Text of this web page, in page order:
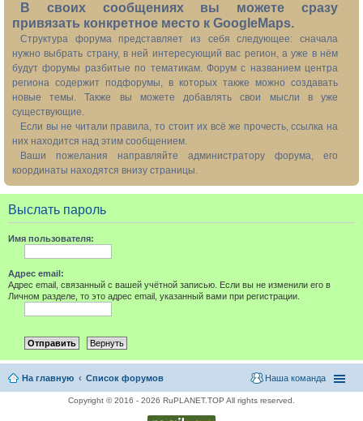
В своих сообщениях вы можете сразу
привязать конкретное место к GoogleMaps.
Структура форума представляет из себя следующее: сначала
нужно выбрать страну, в ней интересующий вас регион, а уже в нём
будут форумы разбитые по тематикам. Форум с названием центра
региона содержит подфорумы, в которых также можно создавать
новые темы. Также вы можете добавлять свои мысли в уже
существующие.
Если вы не читали правила, то стоит их всё же прочесть, ссылка на
них находится над этим сообщением.
Ваши пожелания направляйте администратору форума, его
координаты находятся внизу страницы.
Выслать пароль
Имя пользователя:
Адрес email:
Адрес email, связанный с вашей учётной записью. Если вы не изменили его в
Личном разделе, то это адрес email, указанный вами при регистрации.
На главную Список форумов Наша команда
Copyright © 2016 - 2026 RuPLANET.TOP All rights reserved.